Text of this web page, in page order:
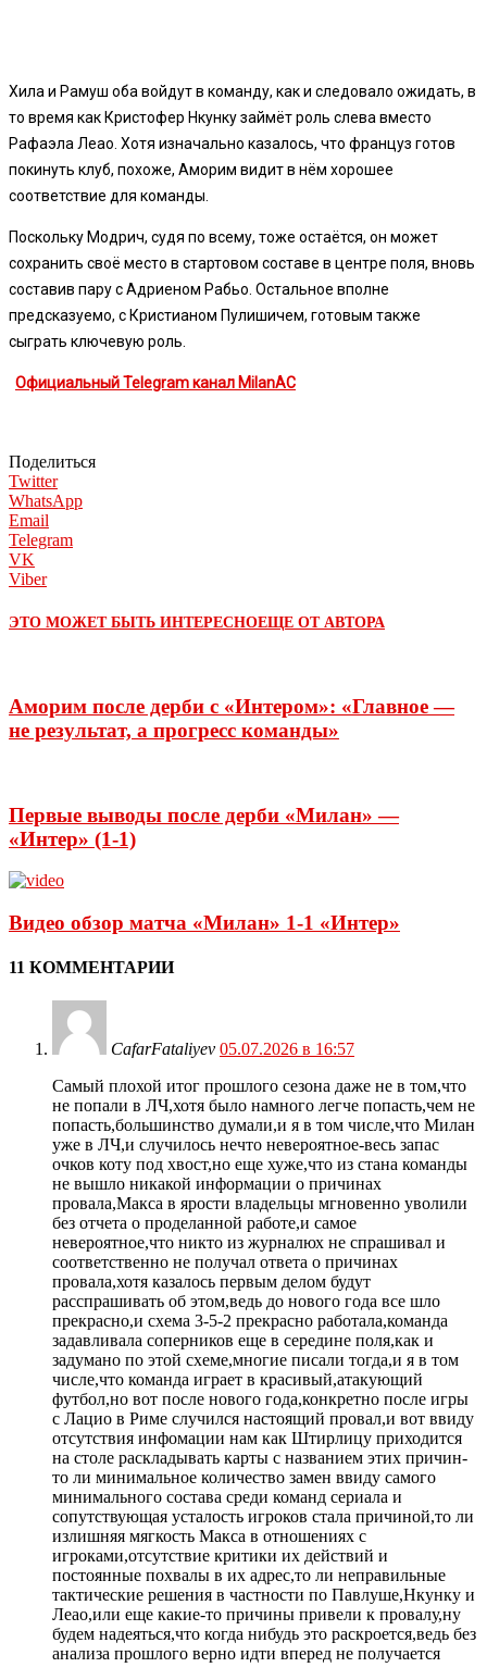
Хила и Рамуш оба войдут в команду, как и следовало ожидать, в
то время как Кристофер Нкунку займёт роль слева вместо
Рафаэла Леао. Хотя изначально казалось, что француз готов
покинуть клуб, похоже, Аморим видит в нём хорошее
соответствие для команды.
Поскольку Модрич, судя по всему, тоже остаётся, он может
сохранить своё место в стартовом составе в центре поля, вновь
составив пару с Адриеном Рабьо. Остальное вполне
предсказуемо, с Кристианом Пулишичем, готовым также
сыграть ключевую роль.
Официальный Telegram канал MilanAC
Поделиться
Twitter
WhatsApp
Email
Telegram
VK
Viber
ЭТО МОЖЕТ БЫТЬ ИНТЕРЕСНОЕЩЕ ОТ АВТОРА
Аморим после дерби с «Интером»: «Главное —
не результат, а прогресс команды»
Первые выводы после дерби «Милан» —
«Интер» (1-1)
Видео обзор матча «Милан» 1-1 «Интер»
11 КОММЕНТАРИИ
CafarFataliyev 05.07.2026 в 16:57
Самый плохой итог прошлого сезона даже не в том,что
не попали в ЛЧ,хотя было намного легче попасть,чем не
попасть,большинство думали,и я в том числе,что Милан
уже в ЛЧ,и случилось нечто невероятное-весь запас
очков коту под хвост,но еще хуже,что из стана команды
не вышло никакой информации о причинах
провала,Макса в ярости владельцы мгновенно уволили
без отчета о проделанной работе,и самое
невероятное,что никто из журналюх не спрашивал и
соответственно не получал ответа о причинах
провала,хотя казалось первым делом будут
расспрашивать об этом,ведь до нового года все шло
прекрасно,и схема 3-5-2 прекрасно работала,команда
задавливала соперников еще в середине поля,как и
задумано по этой схеме,многие писали тогда,и я в том
числе,что команда играет в красивый,атакующий
футбол,но вот после нового года,конкретно после игры
с Лацио в Риме случился настоящий провал,и вот ввиду
отсутствия инфомации нам как Штирлицу приходится
на столе раскладывать карты с названием этих причин-
то ли минимальное количество замен ввиду самого
минимального состава среди команд сериала и
сопутствующая усталость игроков стала причиной,то ли
излишняя мягкость Макса в отношениях с
игроками,отсутствие критики их действий и
постоянные похвалы в их адрес,то ли неправильные
тактические решения в частности по Павлуше,Нкунку и
Леао,или еще какие-то причины привели к провалу,ну
будем надеяться,что когда нибудь это раскроется,ведь без
анализа прошлого верно идти вперед не получается